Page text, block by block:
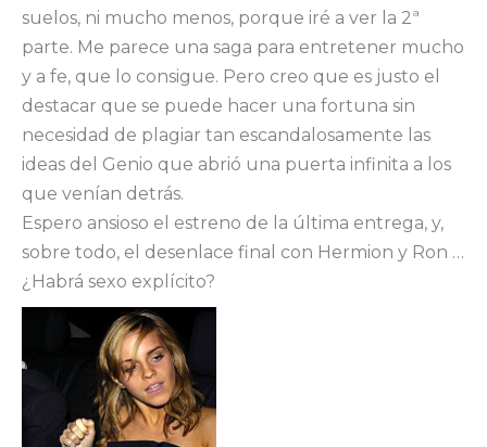
suelos, ni mucho menos, porque iré a ver la 2ª
parte. Me parece una saga para entretener mucho
y a fe, que lo consigue. Pero creo que es justo el
destacar que se puede hacer una fortuna sin
necesidad de plagiar tan escandalosamente las
ideas del Genio que abrió una puerta infinita a los
que venían detrás.
Espero ansioso el estreno de la última entrega, y,
sobre todo, el desenlace final con Hermion y Ron …
¿Habrá sexo explícito?